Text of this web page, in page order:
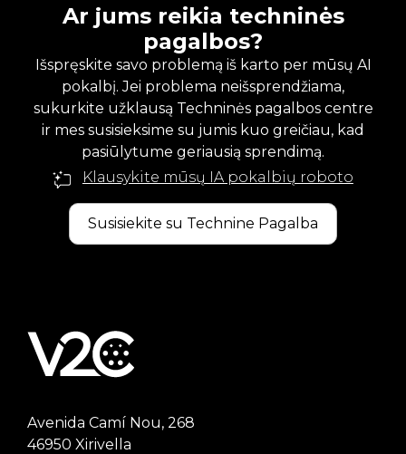
Ar jums reikia techninės
pagalbos?
Išspręskite savo problemą iš karto per mūsų AI
pokalbį. Jei problema neišsprendžiama,
sukurkite užklausą Techninės pagalbos centre
ir mes susisieksime su jumis kuo greičiau, kad
pasiūlytume geriausią sprendimą.
Klausykite mūsų IA pokalbių roboto
Susisiekite su Technine Pagalba
Avenida Camí Nou, 268
46950 Xirivella